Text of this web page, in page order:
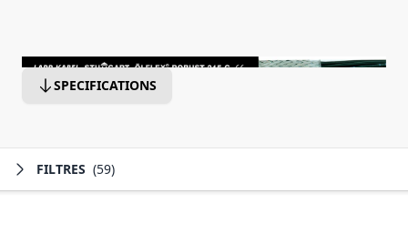
SPECIFICATIONS
FILTRES (59)